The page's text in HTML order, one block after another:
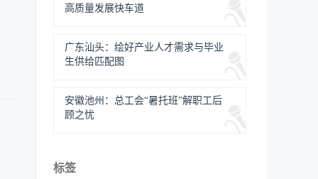
高质量发展快车道
广东汕头：绘好产业人才需求与毕业
生供给匹配图
安徽池州：总工会“暑托班”解职工后
顾之忧
标签